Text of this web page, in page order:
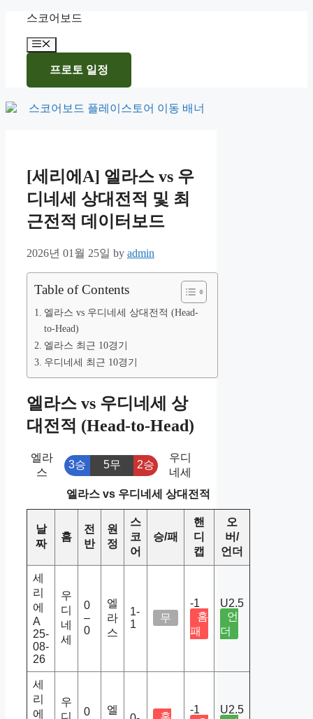
content
스코어보드
Menu
프로토 일정
[세리에A] 엘라스 vs 우
디네세 상대전적 및 최
근전적 데이터보드
2026년 01월 25일 by admin
Table of Contents
엘라스 vs 우디네세 상대전적 (Head-
to-Head)
엘라스 최근 10경기
우디네세 최근 10경기
엘라스 vs 우디네세 상
대전적 (Head-to-Head)
엘라
스
3승 5무 2승
우디
네세
엘라스 vs 우디네세 상대전적
날
짜
홈
전
반
원
정
스
코
어
승/패
핸
디
캡
오
버/
언더
세
리
에
A
25-
08-
26
우
디
네
세
0
–
0
엘
라
스
1-
1
무
-1
홈
패
U2.5
언
더
세
리
에
우
디
0
엘
홈
-1
U2.5